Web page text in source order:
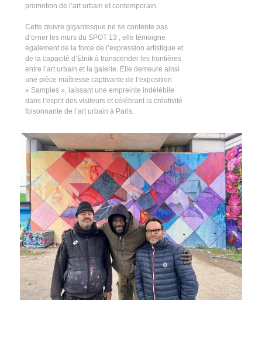
promotion de l’art urbain et contemporain.
Cette œuvre gigantesque ne se contente pas
d’orner les murs du SPOT 13 ; elle témoigne
également de la force de l’expression artistique et
de la capacité d’Etnik à transcender les frontières
entre l’art urbain et la galerie. Elle demeure ainsi
une pièce maîtresse captivante de l’exposition
« Samples », laissant une empreinte indélébile
dans l’esprit des visiteurs et célébrant la créativité
foisonnante de l’art urbain à Paris.